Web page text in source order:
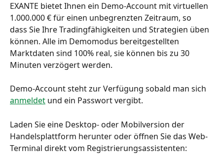
EXANTE bietet Ihnen ein Demo-Account mit virtuellen
1.000.000 € für einen unbegrenzten Zeitraum, so
dass Sie Ihre Tradingfähigkeiten und Strategien üben
können. Alle im Demomodus bereitgestellten
Marktdaten sind 100% real, sie können bis zu 30
Minuten verzögert werden.
Demo-Account steht zur Verfügung sobald man sich
anmeldet und ein Passwort vergibt.
Laden Sie eine Desktop- oder Mobilversion der
Handelsplattform herunter oder öffnen Sie das Web-
Terminal direkt vom Registrierungsassistenten: